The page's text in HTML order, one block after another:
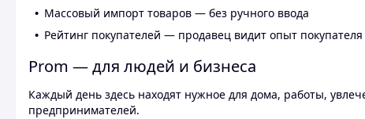
Массовый импорт товаров — без ручного ввода
Рейтинг покупателей — продавец видит опыт
Prom — для людей и бизнеса
Каждый день здесь находят нужное для дома, работы,
предпринимателей.